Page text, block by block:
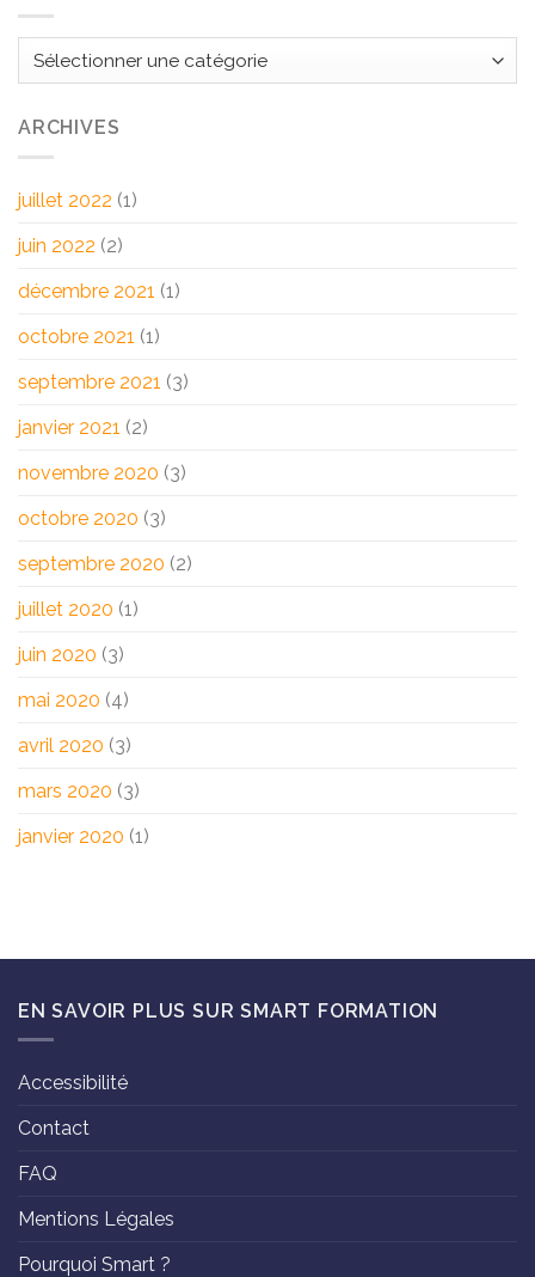
Catégorie
ARCHIVES
juillet 2022 (1)
juin 2022 (2)
décembre 2021 (1)
octobre 2021 (1)
septembre 2021 (3)
janvier 2021 (2)
novembre 2020 (3)
octobre 2020 (3)
septembre 2020 (2)
juillet 2020 (1)
juin 2020 (3)
mai 2020 (4)
avril 2020 (3)
mars 2020 (3)
janvier 2020 (1)
EN SAVOIR PLUS SUR SMART FORMATION
Accessibilité
Contact
FAQ
Mentions Légales
Pourquoi Smart ?